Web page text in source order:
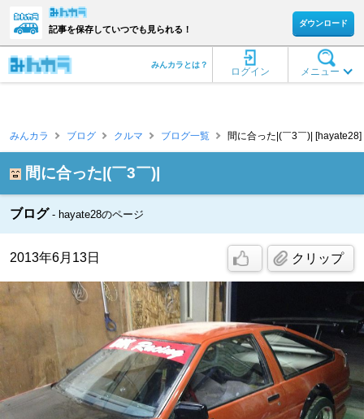
記事を保存していつでも見られる！
ダウンロード
メニュー
ログイン
みんカラとは？
みんカラ ブログ クルマ ブログ一覧 間に合った|(￣3￣)| [hayate28]
間に合った|(￣3￣)|
ブログ hayate28のページ
2013年6月13日 クリップ